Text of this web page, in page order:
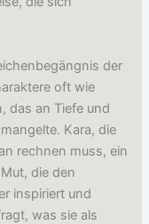
der
oft wie
das an Tiefe und
Kara, die
rechnen muss, ein
die den
inspiriert und
was sie als